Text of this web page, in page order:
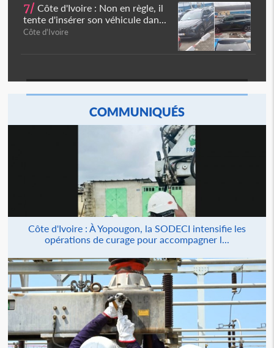
7/ Côte d'Ivoire : Non en règle, il
tente d'insérer son véhicule dan...
Côte d'Ivoire
COMMUNIQUÉS
Côte d'Ivoire : À Yopougon, la SODECI intensifie les
opérations de curage pour accompagner l...